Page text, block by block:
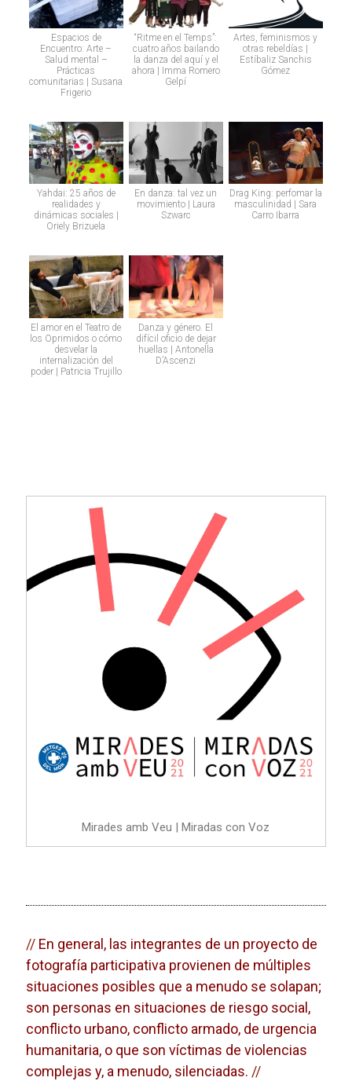
Espacios de
Encuentro: Arte –
Salud mental –
Prácticas
comunitarias | Susana
Frigerio
“Ritme en el Temps”:
cuatro años bailando
la danza del aquí y el
ahora | Imma Romero
Gelpí
Artes, feminismos y
otras rebeldías |
Estíbaliz Sanchis
Gómez
Yahdai: 25 años de
realidades y
dinámicas sociales |
Oriely Brizuela
En danza: tal vez un
movimiento | Laura
Szwarc
Drag King: perfomar la
masculinidad | Sara
Carro Ibarra
El amor en el Teatro de
los Oprimidos o cómo
desvelar la
internalización del
poder | Patricia Trujillo
Danza y género. El
difícil oficio de dejar
huellas | Antonella
D’Ascenzi
Mirades amb Veu | Miradas con Voz
// En general, las integrantes de un proyecto de
fotografía participativa provienen de múltiples
situaciones posibles que a menudo se solapan;
son personas en situaciones de riesgo social,
conflicto urbano, conflicto armado, de urgencia
humanitaria, o que son víctimas de violencias
complejas y, a menudo, silenciadas. //